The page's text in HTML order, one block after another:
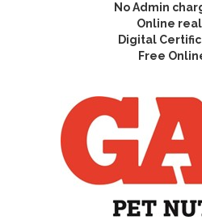
No Admin
Online
Digital
Free